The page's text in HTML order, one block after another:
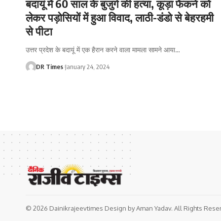
बदायूं में 60 साल के बुजुर्ग की हत्या, कूड़ा फेंकने को
लेकर पड़ोसियों में हुआ विवाद, लाठी-डंडो से बेहरहमी
से पीटा
उत्तर प्रदेश के बदायूं में एक हैरान करने वाला मामला सामने आया…
DR Times January 24, 2024
© 2026 Dainikrajeevtimes Design by Aman Yadav. All Rights